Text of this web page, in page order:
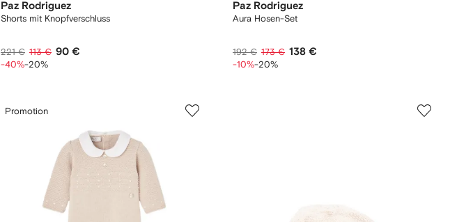
Paz Rodriguez
Shorts mit Knopfverschluss
221 € 113 € 90 €
-40%-20%
Paz Rodriguez
Aura Hosen-Set
192 € 173 € 138 €
-10%-20%
Promotion